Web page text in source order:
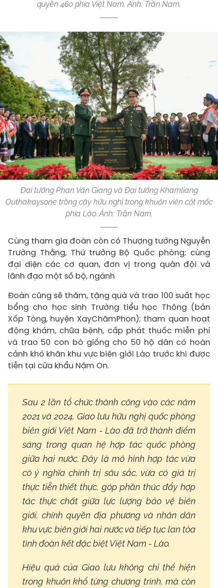
quyền 460 phía Việt Nam. Ảnh: Trần Nam.
Đại tướng Phan Văn Giang và Đại tướng Khamliang
Outhakaysone trồng cây hữu nghị trong khuôn viên cột mốc
phía Lào. Ảnh: Trần Nam.
Cùng tham gia đoàn còn có Thượng tướng Nguyễn
Trường Thắng, Thứ trưởng Bộ Quốc phòng; cùng
đại diện các cơ quan, đơn vị trong quân đội và
lãnh đạo một số bộ, ngành
Đoàn cũng sẽ thăm, tặng quà và trao 100 suất học
bổng cho học sinh Trường tiểu học Thông (bản
Xốp Tòng, huyện XayChămPhon); tham quan hoạt
động khám, chữa bệnh, cấp phát thuốc miễn phí
và trao 50 con bò giống cho 50 hộ dân có hoàn
cảnh khó khăn khu vực biên giới Lào trước khi được
tiễn tại cửa khẩu Nặm On.
Sau 2 lần tổ chức thành công vào các năm
2021 và 2024, Giao lưu hữu nghị quốc phòng
biên giới Việt Nam - Lào đã trở thành điểm
sáng trong quan hệ hợp tác quốc phòng
giữa hai nước. Đây là mô hình hợp tác vừa
có ý nghĩa chính trị sâu sắc, vừa có giá trị
thực tiễn thiết thực, góp phần thúc đẩy hợp
tác thực chất giữa lực lượng bảo vệ biên
giới, chính quyền địa phương và nhân dân
khu vực biên giới hai nước và tiếp tục lan tỏa
tình đoàn kết đặc biệt Việt Nam - Lào.
Hiệu quả của Giao lưu không chỉ thể hiện
trong khuôn khổ từng chương trình, mà còn